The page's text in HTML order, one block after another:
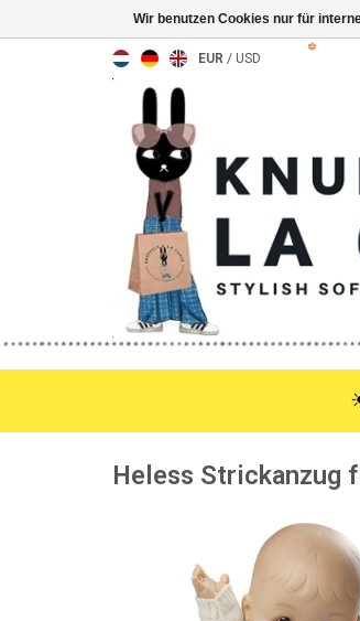
EUR / USD
Heless Strickanzug
Wir benutzen Cookies nur für